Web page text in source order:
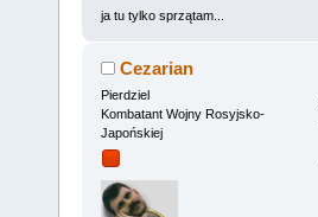
ja tu tylko sprzątam...
Cezarian
Pierdziel
Kombatant Wojny Rosyjsko-
Japońskiej